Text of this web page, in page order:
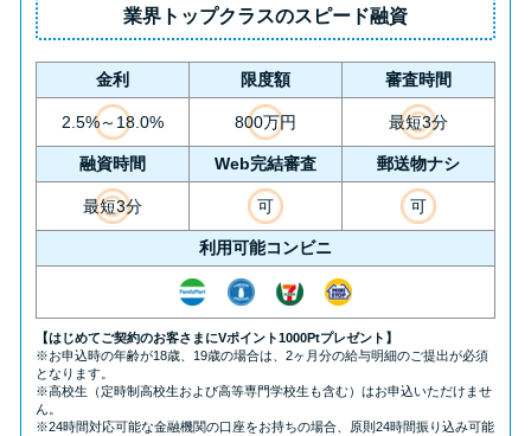
業界トップクラスのスピード融資
金利 限度額 審査時間
2.5%～18.0% 800万円 最短3分
融資時間 Web完結審査 郵送物ナシ
最短3分 可 可
利用可能コンビニ
【はじめてご契約のお客さまにVポイント1000Ptプレゼント】
※お申込時の年齢が18歳、19歳の場合は、2ヶ月分の給与明細のご提出が必須
となります。
※高校生（定時制高校生および高等専門学校生も含む）はお申込いただけませ
ん。
※24時間対応可能な金融機関の口座をお持ちの場合、原則24時間振り込み可能